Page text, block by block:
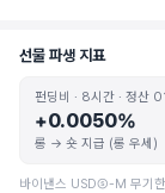
선물 파생 지표
펀딩비 · 8시간 · 정산
+0.0050%
롱 → 숏 지급 (롱 우세)
바이낸스 USDⓈ-M 무기한